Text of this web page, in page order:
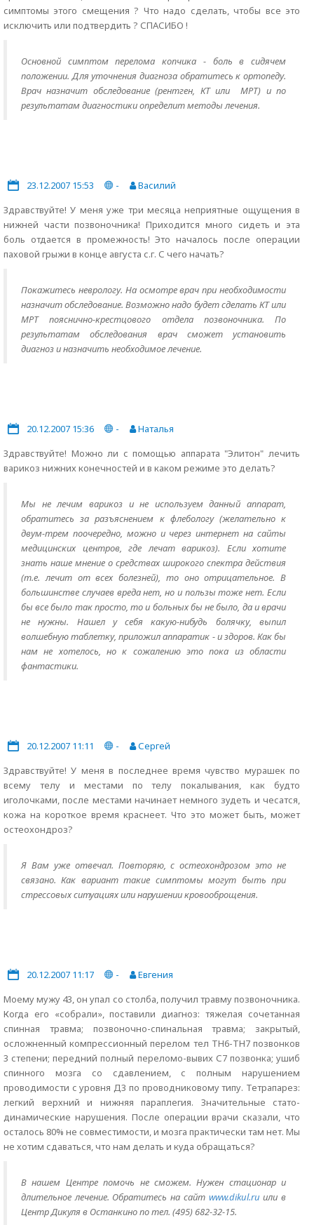
симптомы этого смещения ? Что надо сделать, чтобы все это
исключить или подтвердить ? СПАСИБО !
Основной симптом перелома копчика - боль в сидячем
положении. Для уточнения диагноза обратитесь к ортопеду.
Врач назначит обследование (рентген, КТ или МРТ) и по
результатам диагностики определит методы лечения.
23.12.2007 15:53 -
Василий
Здравствуйте! У меня уже три месяца неприятные ощущения в
нижней части позвоночника! Приходится много сидеть и эта
боль отдается в промежность! Это началось после операции
паховой грыжи в конце августа с.г. С чего начать?
Покажитесь неврологу. На осмотре врач при необходимости
назначит обследование. Возможно надо будет сделать КТ или
МРТ пояснично-крестцового отдела позвоночника. По
результатам обследования врач сможет установить
диагноз и назначить необходимое лечение.
20.12.2007 15:36 -
Наталья
Здравствуйте! Можно ли с помощью аппарата "Элитон" лечить
варикоз нижних конечностей и в каком режиме это делать?
Мы не лечим варикоз и не используем данный аппарат,
обратитесь за разъяснением к флебологу (желательно к
двум-трем поочередно, можно и через интернет на сайты
медицинских центров, где лечат варикоз). Если хотите
знать наше мнение о средствах широкого спектра действия
(т.е. лечит от всех болезней), то оно отрицательное. В
большинстве случаев вреда нет, но и пользы тоже нет. Если
бы все было так просто, то и больных бы не было, да и врачи
не нужны. Нашел у себя какую-нибудь болячку, выпил
волшебную таблетку, приложил аппаратик - и здоров. Как бы
нам не хотелось, но к сожалению это пока из области
фантастики.
20.12.2007 11:11 -
Сергей
Здравствуйте! У меня в последнее время чувство мурашек по
всему телу и местами по телу покалывания, как будто
иголочками, после местами начинает немного зудеть и чесатся,
кожа на короткое время краснеет. Что это может быть, может
остеохондроз?
Я Вам уже отвечал. Повторяю, с остеохондрозом это не
связано. Как вариант такие симптомы могут быть при
стрессовых ситуациях или нарушении кровооброщения.
20.12.2007 11:17 -
Евгения
Моему мужу 43, он упал со столба, получил травму позвоночника.
Когда его «собрали», поставили диагноз: тяжелая сочетанная
спинная травма; позвоночно-спинальная травма; закрытый,
осложненный компрессионный перелом тел ТН6-ТН7 позвонков
3 степени; передний полный переломо-вывих С7 позвонка; ушиб
спинного мозга со сдавлением, с полным нарушением
проводимости с уровня Д3 по проводниковому типу. Тетрапарез:
легкий верхний и нижняя параплегия. Значительные стато-
динамические нарушения. После операции врачи сказали, что
осталось 80% не совместимости, и мозга практически там нет. Мы
не хотим сдаваться, что нам делать и куда обращаться?
В нашем Центре помочь не сможем. Нужен стационар и
длительное лечение. Обратитесь на сайт www.dikul.ru или в
Центр Дикуля в Останкино по тел. (495) 682-32-15.